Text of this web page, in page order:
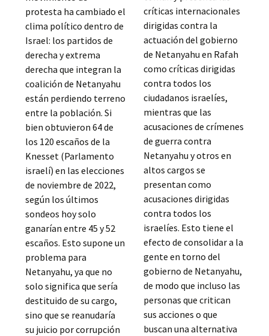
protesta ha cambiado el
clima político dentro de
Israel: los partidos de
derecha y extrema
derecha que integran la
coalición de Netanyahu
están perdiendo terreno
entre la población. Si
bien obtuvieron 64 de
los 120 escaños de la
Knesset (Parlamento
israelí) en las elecciones
de noviembre de 2022,
según los últimos
sondeos hoy solo
ganarían entre 45 y 52
escaños. Esto supone un
problema para
Netanyahu, ya que no
solo significa que sería
destituido de su cargo,
sino que se reanudaría
su juicio por corrupción
críticas internacionales
dirigidas contra la
actuación del gobierno
de Netanyahu en Rafah
como críticas dirigidas
contra todos los
ciudadanos israelíes,
mientras que las
acusaciones de crímenes
de guerra contra
Netanyahu y otros en
altos cargos se
presentan como
acusaciones dirigidas
contra todos los
israelíes. Esto tiene el
efecto de consolidar a la
gente en torno del
gobierno de Netanyahu,
de modo que incluso las
personas que critican
sus acciones o que
buscan una alternativa